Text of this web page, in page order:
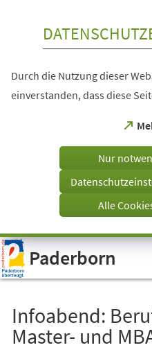
Visuelle
Assistenzsoftware
öffnen.
Durch die Nutzung dieser
einverstanden, dass diese
einem
Tab)
Nur
Alle
Paderborn
Infoabend:
Master- und